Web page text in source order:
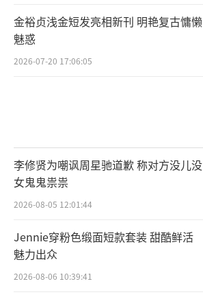
金裕贞浅金短发亮相新刊 明艳复古慵懒
魅惑
2026-07-20 17:06:05
李修贤为嘲讽周星驰道歉 称对方没儿没
女鬼鬼祟祟
2026-08-05 12:01:44
Jennie穿粉色缎面短款套装 甜酷鲜活
魅力出众
2026-08-06 10:39:41